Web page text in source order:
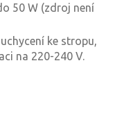
50 W (zdroj není
ke stropu,
na 220-240 V.